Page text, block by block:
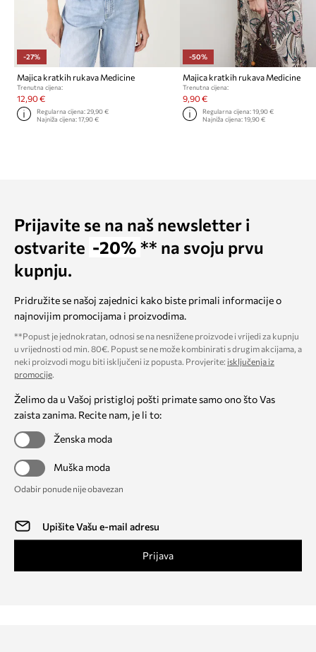
-27%
Majica kratkih rukava Medicine
Trenutna cijena:
12,90 €
Regularna cijena:29,90 €
Najniža cijena:17,90 €
-50%
Majica kratkih rukava Medicine
Trenutna cijena:
9,90 €
Regularna cijena: 19,90 €
Najniža cijena: 19,90 €
Prijavite se na naš newsletter i
ostvarite -20% ** na svoju prvu
kupnju.
Pridružite se našoj zajednici kako biste primali informacije o
najnovijim promocijama i proizvodima.
**Popust je jednokratan, odnosi se na nesnižene proizvode i vrijedi za kupnju
u vrijednosti od min. 80€. Popust se ne može kombinirati s drugim akcijama, a
neki proizvodi mogu biti isključeni iz popusta. Provjerite: isključenja iz
promocije.
Želimo da u Vašoj pristigloj pošti primate samo ono što Vas
zaista zanima. Recite nam, je li to:
Ženska moda
Muška moda
Odabir ponude nije obavezan
Prijava